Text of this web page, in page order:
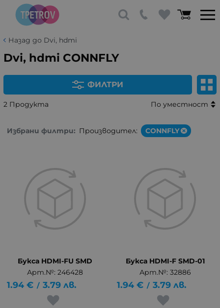
Назад до Dvi, hdmi
Dvi, hdmi CONNFLY
ФИЛТРИ
2 Продукта По уместност
Избрани филтри: Производител: CONNFLY
Букса HDMI-FU SMD
Арт.№: 246428
1.94 € / 3.79 лв.
Букса HDMI-F SMD-01
Арт.№: 32886
1.94 € / 3.79 лв.